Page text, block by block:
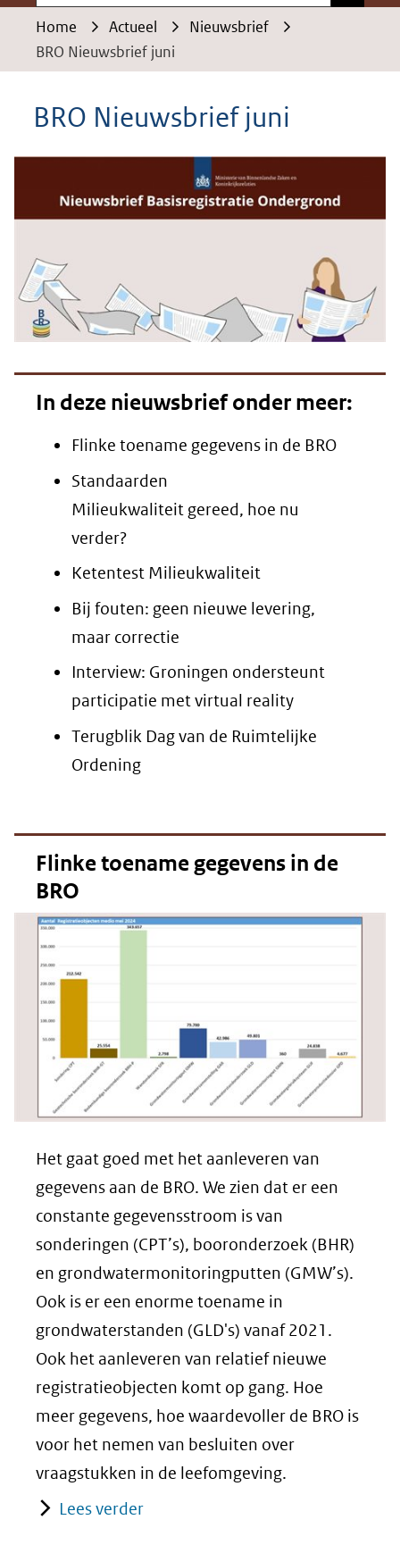
Home Actueel
Nieuwsbrief
BRO Nieuwsbrief juni
BRO Nieuwsbrief juni
In deze nieuwsbrief onder meer:
Flinke toename gegevens in de BRO
Standaarden
Milieukwaliteit gereed, hoe nu
verder?
Ketentest Milieukwaliteit
Bij fouten: geen nieuwe levering,
maar correctie
Interview: Groningen ondersteunt
participatie met virtual reality
Terugblik Dag van de Ruimtelijke
Ordening
Flinke toename gegevens in de
BRO
Het gaat goed met het aanleveren van
gegevens aan de BRO. We zien dat er een
constante gegevensstroom is van
sonderingen (CPT’s), booronderzoek (BHR)
en grondwatermonitoringputten (GMW’s).
Ook is er een enorme toename in
grondwaterstanden (GLD's) vanaf 2021.
Ook het aanleveren van relatief nieuwe
registratieobjecten komt op gang. Hoe
meer gegevens, hoe waardevoller de BRO is
voor het nemen van besluiten over
vraagstukken in de leefomgeving.
Lees verder